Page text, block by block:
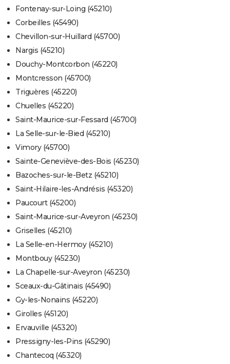
Fontenay-sur-Loing (45210)
Corbeilles (45490)
Chevillon-sur-Huillard (45700)
Nargis (45210)
Douchy-Montcorbon (45220)
Montcresson (45700)
Triguères (45220)
Chuelles (45220)
Saint-Maurice-sur-Fessard (45700)
La Selle-sur-le-Bied (45210)
Vimory (45700)
Sainte-Geneviève-des-Bois (45230)
Bazoches-sur-le-Betz (45210)
Saint-Hilaire-les-Andrésis (45320)
Paucourt (45200)
Saint-Maurice-sur-Aveyron (45230)
Griselles (45210)
La Selle-en-Hermoy (45210)
Montbouy (45230)
La Chapelle-sur-Aveyron (45230)
Sceaux-du-Gâtinais (45490)
Gy-les-Nonains (45220)
Girolles (45120)
Ervauville (45320)
Pressigny-les-Pins (45290)
Chantecoq (45320)